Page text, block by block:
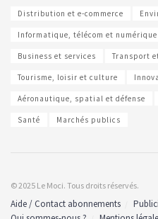
Distribution et e-commerce
Informatique, télécom et numérique
Business et services Transport
Tourisme, loisir et culture
Aéronautique, spatial et défense
Santé Marchés publics
© 2025 Le Moci. Tous droits réservés.
Aide / Contact abonnements